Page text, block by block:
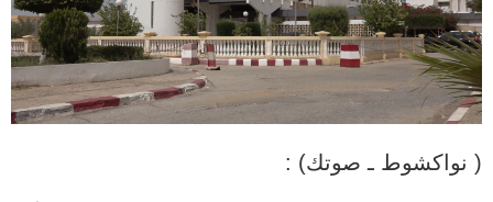
( نواكشوط ـ صوتك) :